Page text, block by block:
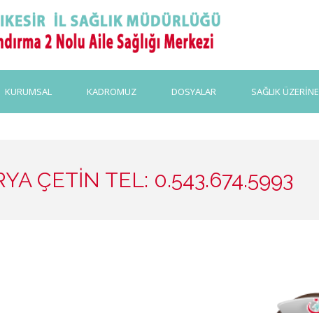
KURUMSAL KADROMUZ DOSYALAR SAĞLIK ÜZERİNE
ÇETİN TEL: 0.543.674.5993